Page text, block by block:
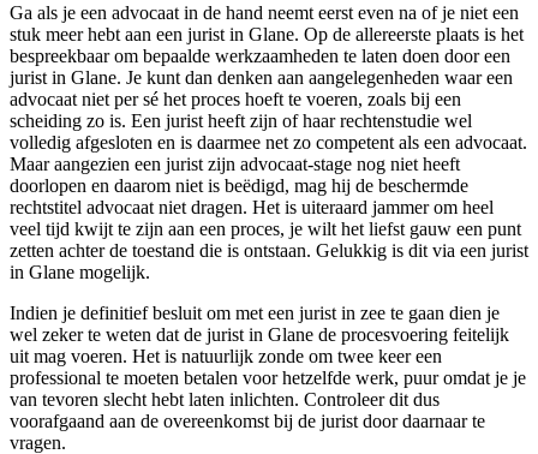
Ga als je een advocaat in de hand neemt eerst even na of je niet een
stuk meer hebt aan een jurist in Glane. Op de allereerste plaats is het
bespreekbaar om bepaalde werkzaamheden te laten doen door een
jurist in Glane. Je kunt dan denken aan aangelegenheden waar een
advocaat niet per sé het proces hoeft te voeren, zoals bij een
scheiding zo is. Een jurist heeft zijn of haar rechtenstudie wel
volledig afgesloten en is daarmee net zo competent als een advocaat.
Maar aangezien een jurist zijn advocaat-stage nog niet heeft
doorlopen en daarom niet is beëdigd, mag hij de beschermde
rechtstitel advocaat niet dragen. Het is uiteraard jammer om heel
veel tijd kwijt te zijn aan een proces, je wilt het liefst gauw een punt
zetten achter de toestand die is ontstaan. Gelukkig is dit via een jurist
in Glane mogelijk.
Indien je definitief besluit om met een jurist in zee te gaan dien je
wel zeker te weten dat de jurist in Glane de procesvoering feitelijk
uit mag voeren. Het is natuurlijk zonde om twee keer een
professional te moeten betalen voor hetzelfde werk, puur omdat je je
van tevoren slecht hebt laten inlichten. Controleer dit dus
voorafgaand aan de overeenkomst bij de jurist door daarnaar te
vragen.